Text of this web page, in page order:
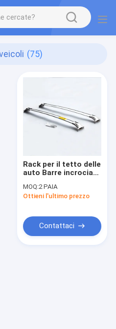
(75)
Rack per il tetto delle
auto Barre incrociate
auto Usate per Lexus
RX NX serie LX570
MOQ:2 PAIA
Ottieni l'ultimo prezzo
Contattaci